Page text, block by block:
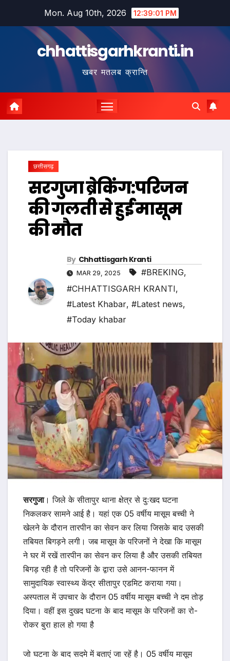
Mon. Aug 10th, 2026 12:39:02 PM
chhattisgarhkranti.in
खबर मतलब क्रान्ति
छत्तीसगढ़
सरगुजा ब्रेकिंग:परिजन
की गलती से हुई मासूम
की मौत
By Chhattisgarh Kranti
MAR 29, 2025 #BREKING,
#CHHATTISGARH KRANTI,
#Latest Khabar, #Latest news,
#Today khabar
सरगुजा। जिले के सीतापुर थाना क्षेत्र से दुःखद घटना
निकलकर सामने आई है। यहां एक 05 वर्षीय मासूम बच्ची ने
खेलने के दौरान तारपीन का सेवन कर लिया जिसके बाद उसकी
तबियत बिगड़ने लगी। जब मासूम के परिजनों ने देखा कि मासूम
ने घर में रखें तारपीन का सेवन कर लिया है और उसकी तबियत
बिगड़ रही है तो परिजनों के द्वारा उसे आनन-फानन में
सामुदायिक स्वास्थ्य केंद्र सीतापुर एडमिट कराया गया।
अस्पताल में उपचार के दौरान 05 वर्षीय मासूम बच्ची ने दम तोड़
दिया। वहीं इस दुखद घटना के बाद मासूम के परिजनों का रो-
रोकर बुरा हाल हो गया है
जो घटना के बाद सदमे में बताएं जा रहें है। 05 वर्षीय मासूम